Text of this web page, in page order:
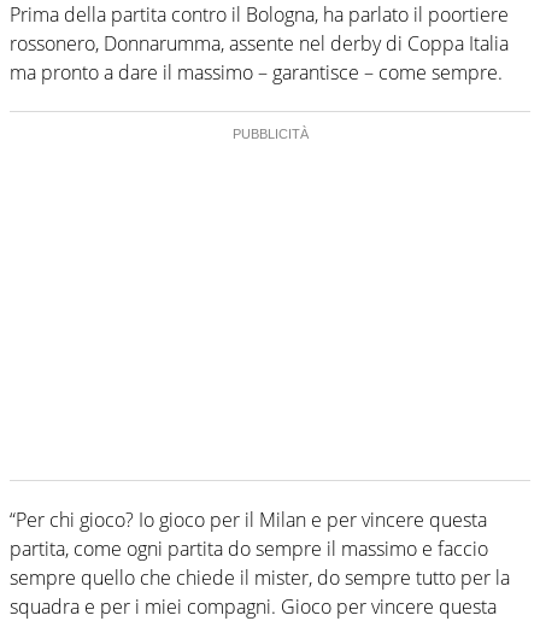
Prima della partita contro il Bologna, ha parlato il poortiere
rossonero, Donnarumma, assente nel derby di Coppa Italia
ma pronto a dare il massimo – garantisce – come sempre.
“Per chi gioco? Io gioco per il Milan e per vincere questa
partita, come ogni partita do sempre il massimo e faccio
sempre quello che chiede il mister, do sempre tutto per la
squadra e per i miei compagni. Gioco per vincere questa